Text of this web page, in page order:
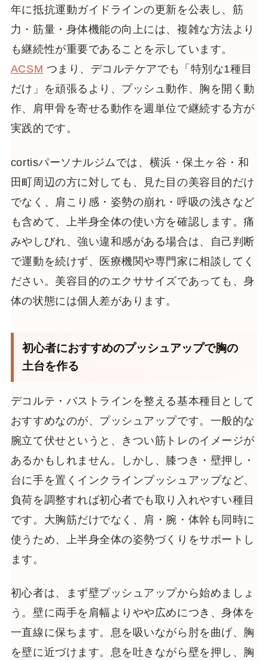
年に抵抗運動ガイドラインの更新を公表し、筋
力・筋量・身体機能の向上には、複雑な方法より
も継続性が重要であることを示しています。
ACSM つまり、デコルテケアでも「特別な1種目
だけ」を頑張るより、プッシュ動作、胸を開く動
作、肩甲骨を寄せる動作を週単位で継続する方が
実践的です。
cortisパーソナルジムでは、横浜・保土ヶ谷・和
田町周辺の方に対しても、見た目の美容目的だけ
でなく、肩こり感・姿勢の崩れ・呼吸の浅さなど
も含めて、上半身全体の使い方を確認します。痛
みやしびれ、強い違和感がある場合は、自己判断
で運動を続けず、医療機関や専門家に相談してく
ださい。美容目的のエクササイズであっても、身
体の状態には個人差があります。
初心者におすすめのプッシュアップで胸の
土台を作る
デコルテ・バストラインを整える基本種目として
おすすめなのが、プッシュアップです。一般的な
腕立て伏せというと、きつい筋トレのイメージが
あるかもしれません。しかし、膝つき・壁押し・
台に手を置くインクラインプッシュアップなど、
負荷を調整すれば初心者でも取り入れやすい種目
です。大胸筋だけでなく、肩・腕・体幹も同時に
使うため、上半身全体の姿勢づくりをサポートし
ます。
初心者は、まず壁プッシュアップから始めましょ
う。壁に両手を肩幅よりやや広めにつき、身体を
一直線に保ちます。息を吸いながら肘を曲げ、胸
を壁に近づけます。息を吐きながら壁を押し、胸